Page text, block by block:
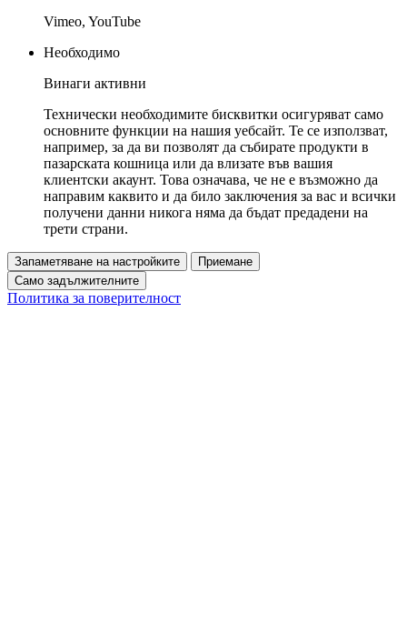
Vimeo, YouTube
Необходимо
Винаги активни
Технически необходимите бисквитки осигуряват само
основните функции на нашия уебсайт. Те се използват,
например, за да ви позволят да събирате продукти в
пазарската кошница или да влизате във вашия
клиентски акаунт. Това означава, че не е възможно да
направим каквито и да било заключения за вас и всички
получени данни никога няма да бъдат предадени на
трети страни.
Запаметяване на настройките
Приемане
Само задължителните
Политика за поверителност